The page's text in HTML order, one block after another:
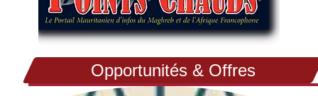
Opportunités & Offres